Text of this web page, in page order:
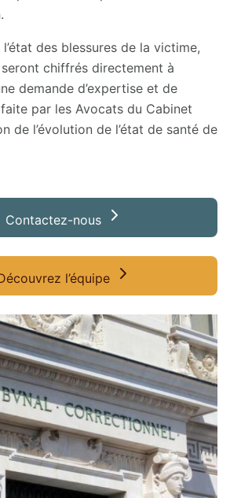
des blessures de la victime,
chiffrés directement à
demande d’expertise et de
par les Avocats du Cabinet
de l’évolution de l’état de santé de
Contactez-nous
l’équipe